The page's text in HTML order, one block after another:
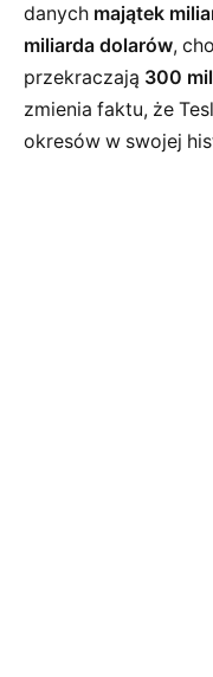
danych majątek
miliarda dolarów,
przekraczają 300
zmienia faktu, że
okresów w swojej